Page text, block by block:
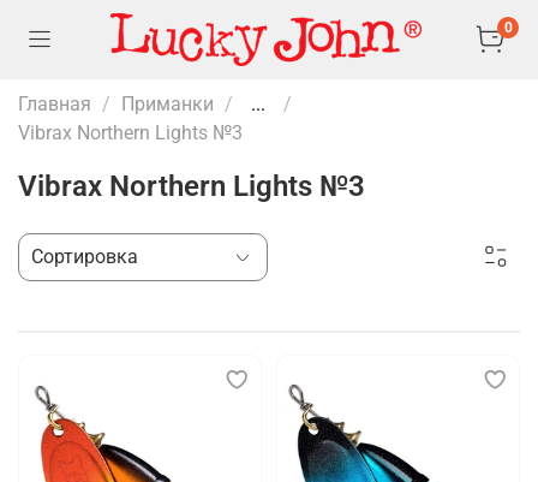
0
Главная Приманки
...
Vibrax Northern Lights №3
Vibrax Northern Lights №3